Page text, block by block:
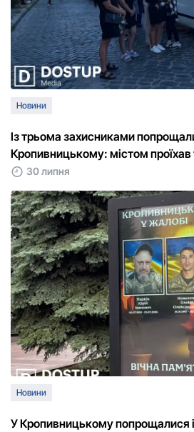
Новини
Із трьома захисниками
Кропивницькому: містом
30 липня
Новини
У Кропивницькому попрощалися